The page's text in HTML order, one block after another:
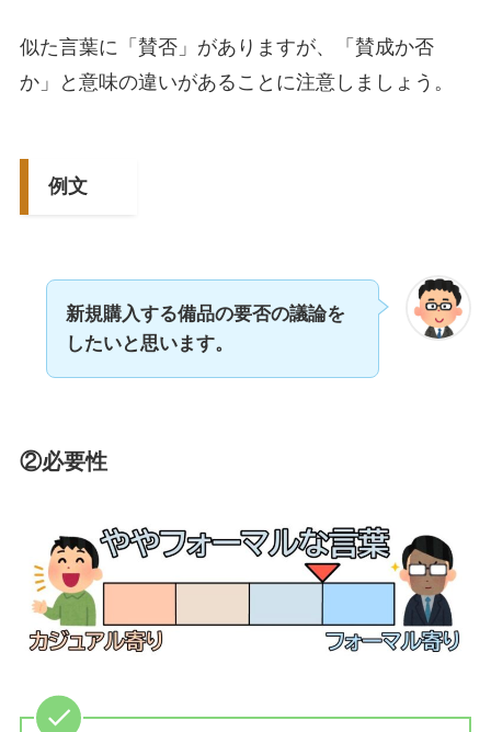
似た言葉に「賛否」がありますが、「賛成か否
か」と意味の違いがあることに注意しましょう。
例文
新規購入する備品の要否の議論を
したいと思います。
②必要性